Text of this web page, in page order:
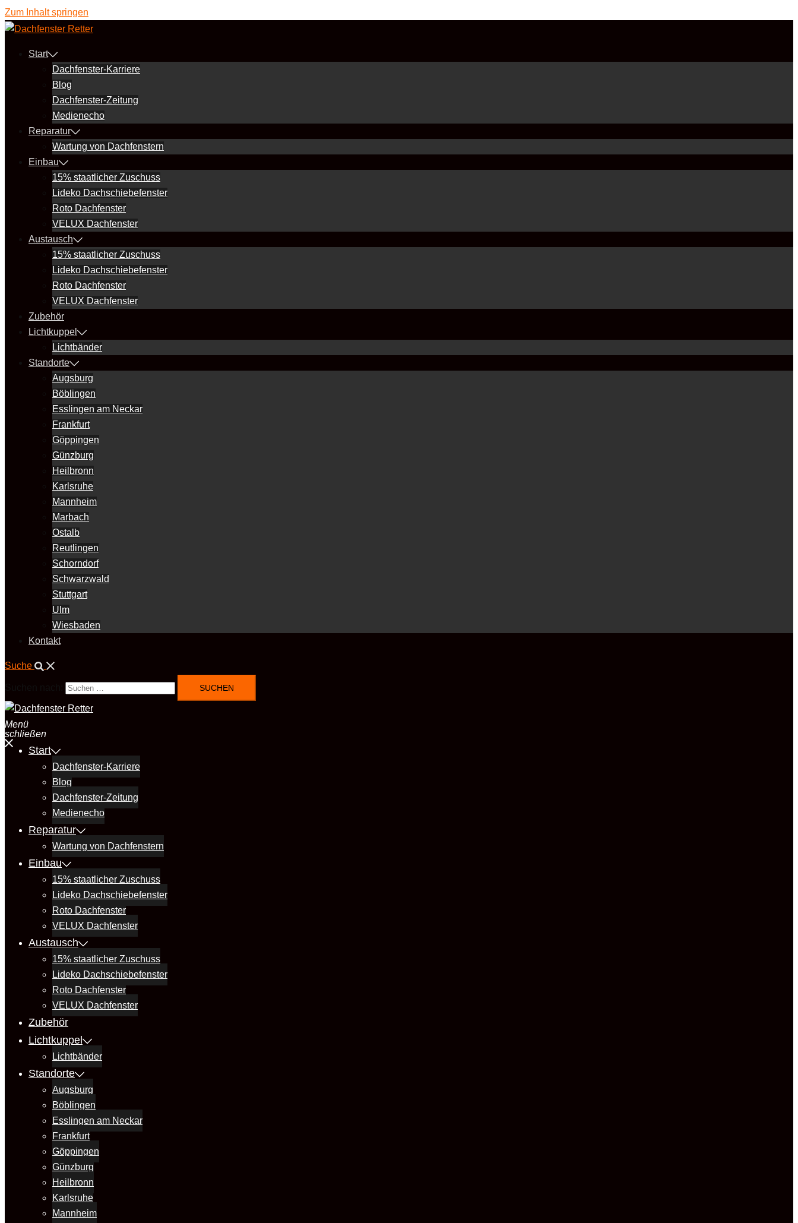
Zum Inhalt springen
Start
Dachfenster-Karriere
Blog
Dachfenster-Zeitung
Medienecho
Reparatur
Wartung von Dachfenstern
Einbau
15% staatlicher Zuschuss
Lideko Dachschiebefenster
Roto Dachfenster
VELUX Dachfenster
Austausch
15% staatlicher Zuschuss
Lideko Dachschiebefenster
Roto Dachfenster
VELUX Dachfenster
Zubehör
Lichtkuppel
Lichtbänder
Standorte
Augsburg
Böblingen
Esslingen am Neckar
Frankfurt
Göppingen
Günzburg
Heilbronn
Karlsruhe
Mannheim
Marbach
Ostalb
Reutlingen
Schorndorf
Schwarzwald
Stuttgart
Ulm
Wiesbaden
Kontakt
Suche
Menü
schließen
Start
Dachfenster-Karriere
Blog
Dachfenster-Zeitung
Medienecho
Reparatur
Wartung von Dachfenstern
Einbau
15% staatlicher Zuschuss
Lideko Dachschiebefenster
Roto Dachfenster
VELUX Dachfenster
Austausch
15% staatlicher Zuschuss
Lideko Dachschiebefenster
Roto Dachfenster
VELUX Dachfenster
Zubehör
Lichtkuppel
Lichtbänder
Standorte
Augsburg
Böblingen
Esslingen am Neckar
Frankfurt
Göppingen
Günzburg
Heilbronn
Karlsruhe
Mannheim